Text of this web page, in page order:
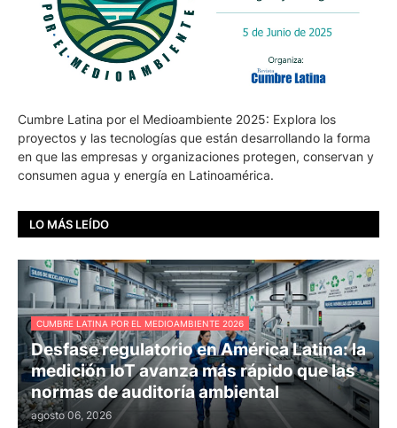
Cumbre Latina por el Medioambiente 2025: Explora los
proyectos y las tecnologías que están desarrollando la forma
en que las empresas y organizaciones protegen, conservan y
consumen agua y energía en Latinoamérica.
LO MÁS LEÍDO
CUMBRE LATINA POR EL MEDIOAMBIENTE 2026
Desfase regulatorio en América Latina: la
medición IoT avanza más rápido que las
normas de auditoría ambiental
agosto 06, 2026